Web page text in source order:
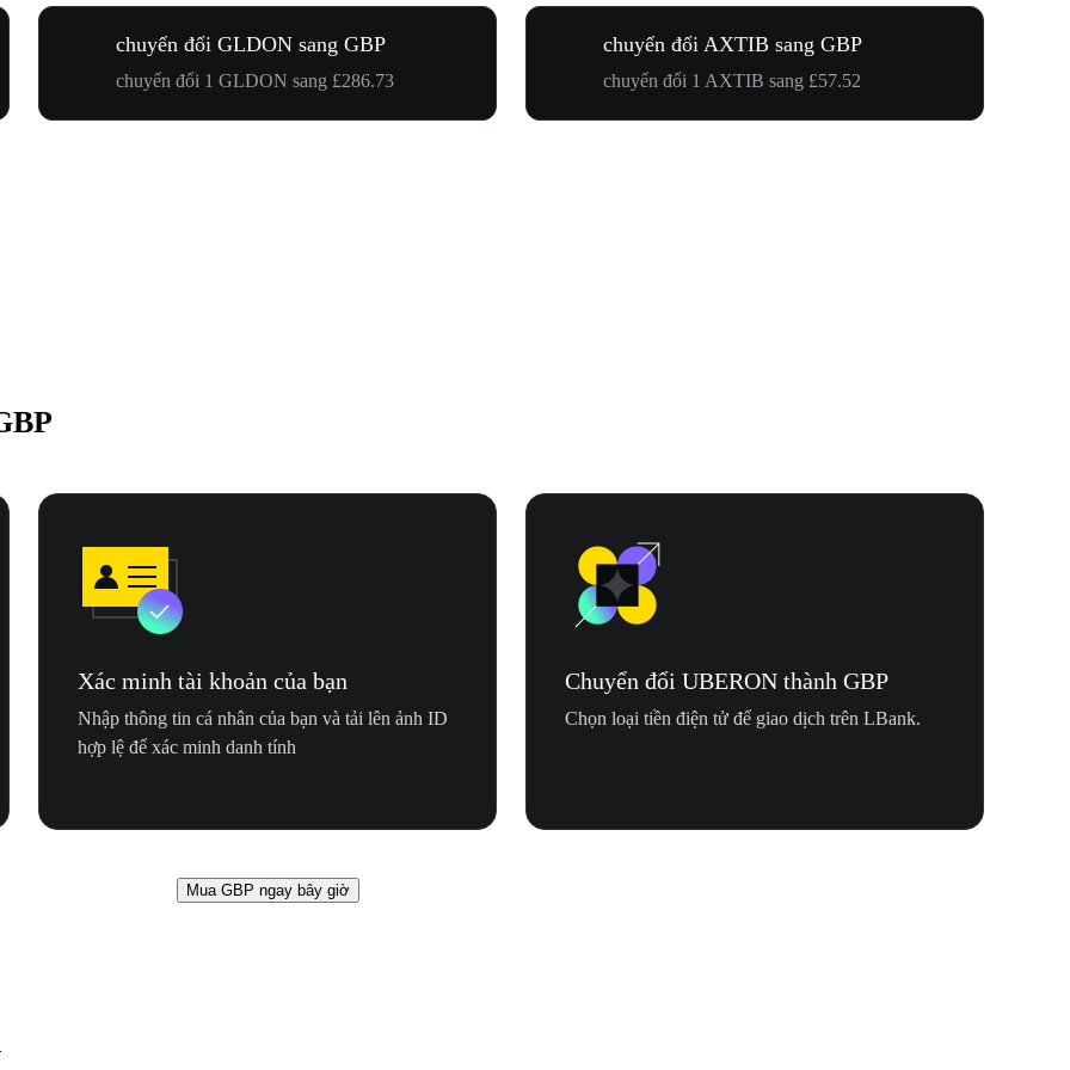
chuyển đổi GLDON sang GBP
chuyển đổi 1 GLDON sang £286.73
chuyển đổi AXTIB sang GBP
chuyển đổi 1 AXTIB sang £57.52
Xác minh tài khoản của bạn
Nhập thông tin cá nhân của bạn và tải lên ảnh ID
hợp lệ để xác minh danh tính
Chuyển đổi UBERON thành GBP
Chọn loại tiền điện tử để giao dịch trên LBank.
Mua GBP ngay bây giờ